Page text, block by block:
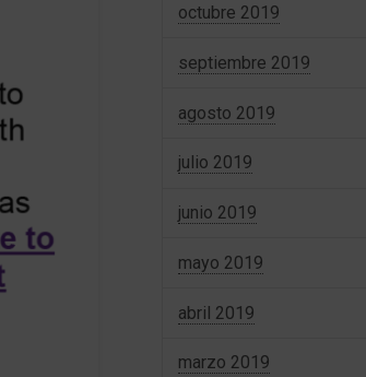
octubre 2019
septiembre 2019
agosto 2019
julio 2019
junio 2019
mayo 2019
abril 2019
marzo 2019